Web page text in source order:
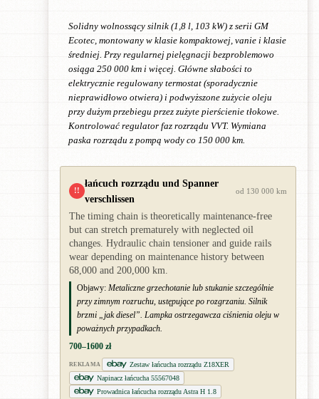
Solidny wolnossący silnik (1,8 l, 103 kW) z serii GM
Ecotec, montowany w klasie kompaktowej, vanie i klasie
średniej. Przy regularnej pielęgnacji bezproblemowo
osiąga 250 000 km i więcej. Główne słabości to
elektrycznie regulowany termostat (sporadycznie
nieprawidłowo otwiera) i podwyższone zużycie oleju
przy dużym przebiegu przez zużyte pierścienie tłokowe.
Kontrolować regulator faz rozrządu VVT. Wymiana
paska rozrządu z pompą wody co 150 000 km.
!!
łańcuch rozrządu und Spanner
verschlissen
od 130 000 km
The timing chain is theoretically maintenance-free
but can stretch prematurely with neglected oil
changes. Hydraulic chain tensioner and guide rails
wear depending on maintenance history between
68,000 and 200,000 km.
Objawy: Metaliczne grzechotanie lub stukanie szczególnie
przy zimnym rozruchu, ustępujące po rozgrzaniu. Silnik
brzmi „jak diesel”. Lampka ostrzegawcza ciśnienia oleju w
poważnych przypadkach.
700–1600 zł
REKLAMA
Zestaw łańcucha rozrządu Z18XER
Napinacz łańcucha 55567048
Prowadnica łańcucha rozrządu Astra H 1.8